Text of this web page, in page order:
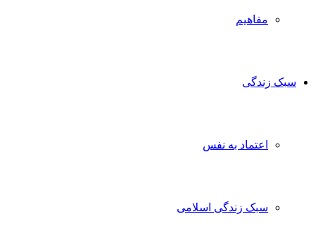
مفاهیم
سبک زندگی
اعتماد به نفس
سبک زندگی اسلامی